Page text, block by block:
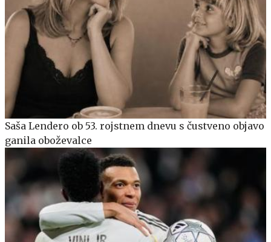
Saša Lendero ob 53. rojstnem dnevu s čustveno objavo
ganila oboževalce